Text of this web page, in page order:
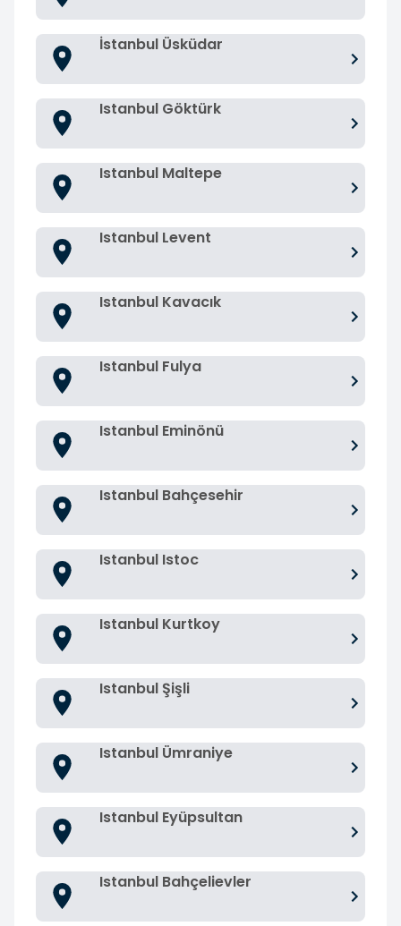
İstanbul Üsküdar
Istanbul Göktürk
Istanbul Maltepe
Istanbul Levent
Istanbul Kavacık
Istanbul Fulya
Istanbul Eminönü
Istanbul Bahçesehir
Istanbul Istoc
Istanbul Kurtkoy
Istanbul Şişli
Istanbul Ümraniye
Istanbul Eyüpsultan
Istanbul Bahçelievler